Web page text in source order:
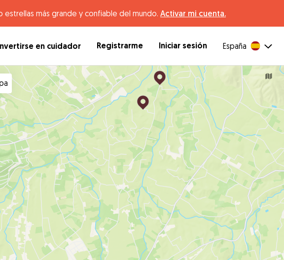
más grande y confiable del mundo. Activar mi cuenta.
en cuidador Registrarme Iniciar sesión España